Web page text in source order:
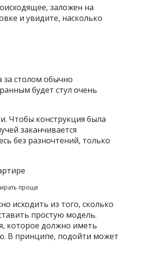
заложен на
и увидите, насколько
за столом обычно
будет стул очень
Чтобы конструкция была
заканчивается
без разночтений, только
проще
исходить из того, сколько
простую модель.
которое должно иметь
В принципе, подойти может